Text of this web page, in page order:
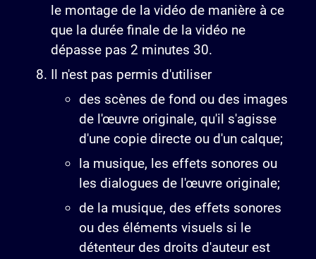
le montage de la vidéo de manière à ce
que la durée finale de la vidéo ne
dépasse pas 2 minutes 30.
Il n'est pas permis d'utiliser
des scènes de fond ou des images
de l'œuvre originale, qu'il s'agisse
d'une copie directe ou d'un calque;
la musique, les effets sonores ou
les dialogues de l'œuvre originale;
de la musique, des effets sonores
ou des éléments visuels si le
détenteur des droits d'auteur est